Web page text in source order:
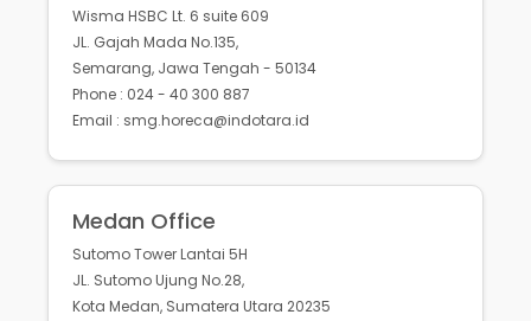
Wisma HSBC Lt. 6 suite 609
JL. Gajah Mada No.135,
Semarang, Jawa Tengah - 50134
Phone : 024 - 40 300 887
Email : smg.horeca@indotara.id
Medan Office
Sutomo Tower Lantai 5H
JL. Sutomo Ujung No.28,
Kota Medan, Sumatera Utara 20235